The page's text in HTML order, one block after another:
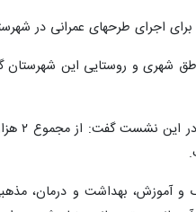
اجرای طرحهای عمرانی در
شهری و روستایی این
و آموزش، بهداشت و درمان،‌